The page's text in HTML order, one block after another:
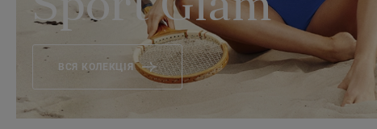
Sport Glam
ВСЯ КОЛЕКЦІЯ